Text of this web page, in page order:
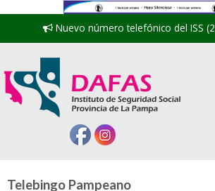
Nuevo número telefónico del ISS
Telebingo Pampeano